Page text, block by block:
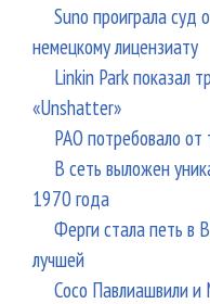
Suno проиграла суд
немецкому лицензиату
Linkin Park показал
«Unshatter»
РАО потребовало
В сеть выложен
1970 года
Ферги стала петь в
лучшей
Сосо Павлиашвили